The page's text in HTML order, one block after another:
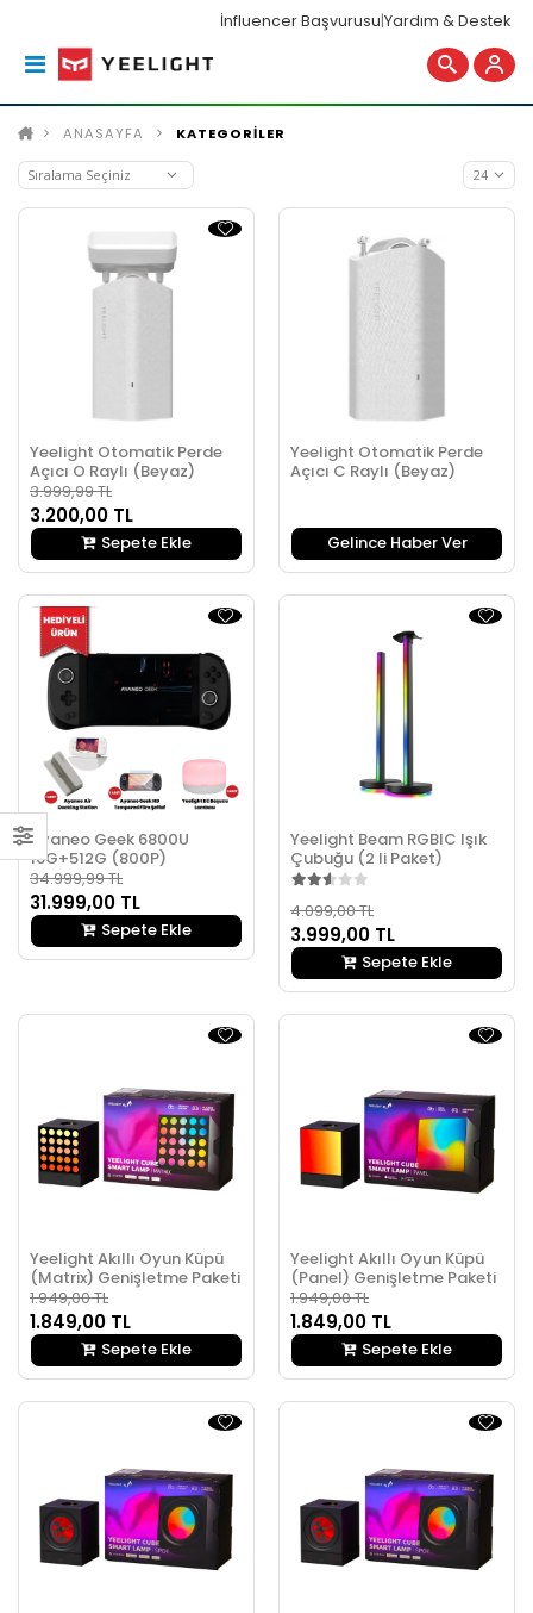
İnfluencer Başvurusu|Yardım & Destek
ANASAYFA KATEGORİLER
Yeelight Otomatik Perde
Açıcı O Raylı (Beyaz)
3.999,99 TL
3.200,00 TL
Sepete Ekle
Yeelight Otomatik Perde
Açıcı C Raylı (Beyaz)
Gelince Haber Ver
Ayaneo Geek 6800U
16G+512G (800P)
34.999,99 TL
31.999,00 TL
Sepete Ekle
Yeelight Beam RGBIC Işık
Çubuğu (2 li Paket)
4.099,00 TL
3.999,00 TL
Sepete Ekle
Yeelight Akıllı Oyun Küpü
(Matrix) Genişletme Paketi
1.949,00 TL
1.849,00 TL
Sepete Ekle
Yeelight Akıllı Oyun Küpü
(Panel) Genişletme Paketi
1.949,00 TL
1.849,00 TL
Sepete Ekle